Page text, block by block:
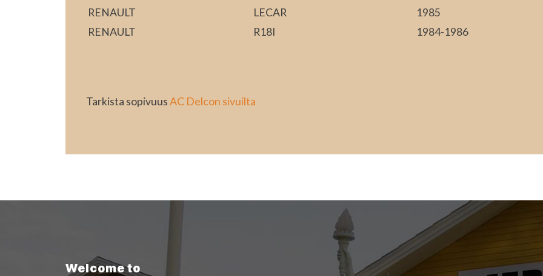
RENAULT
LECAR
1985
RENAULT
R18I 1984-1986
Tarkista sopivuusAC Delcon sivuilta
Welcome to